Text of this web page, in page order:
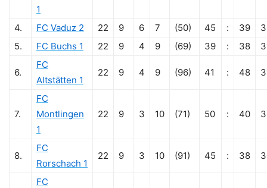
1
4. FC Vaduz 2 22 9 6 7 (50) 45 : 39
5.
FC Buchs 1 22 9 4 9 (69) 39 : 38
6.
FC
Altstätten 1
22 9 4 9 (96) 41 : 48
7.
FC
Montlingen
1
22 9 3 10 (71) 50 : 40
8.
FC
Rorschach 1
22 9 3 10 (91) 45 : 38
FC